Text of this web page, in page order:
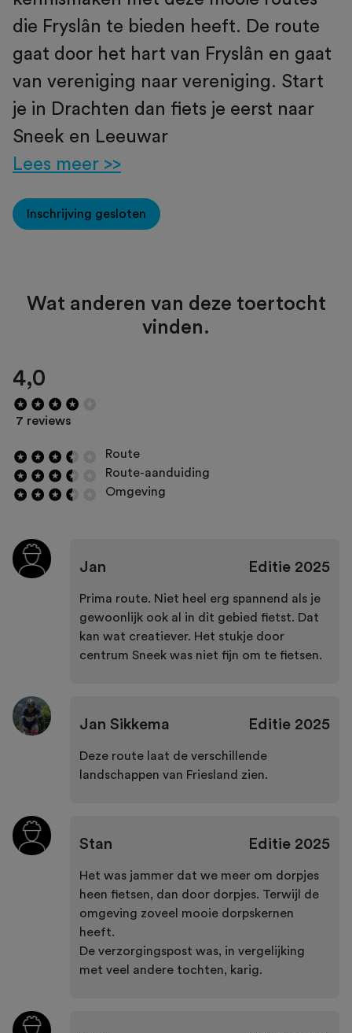
die Fryslân te bieden heeft. De route
gaat door het hart van Fryslân en gaat
van vereniging naar vereniging. Start
je in Drachten dan fiets je eerst naar
Sneek en Leeuwar
Lees meer >>
Inschrijving gesloten
Wat anderen van deze toertocht
vinden.
4,0
7 reviews
Route
Route-aanduiding
Omgeving
Jan Editie2025
Prima route. Niet heel erg spannend als je
gewoonlijk ook al in dit gebied fietst. Dat
kan wat creatiever. Het stukje door
centrum Sneek was niet fijn om te fietsen.
Jan Sikkema Editie2025
Deze route laat de verschillende
landschappen van Friesland zien.
Stan Editie2025
Het was jammer dat we meer om dorpjes
heen fietsen, dan door dorpjes. Terwijl de
omgeving zoveel mooie dorpskernen
heeft.
De verzorgingspost was, in vergelijking
met veel andere tochten, karig.